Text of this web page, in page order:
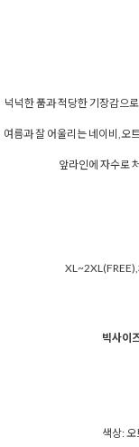
넉넉한 품과 적당한 기장감으
여름과 잘 어울리는 네이비,오
앞라인에 자수로
빅사이
색상: